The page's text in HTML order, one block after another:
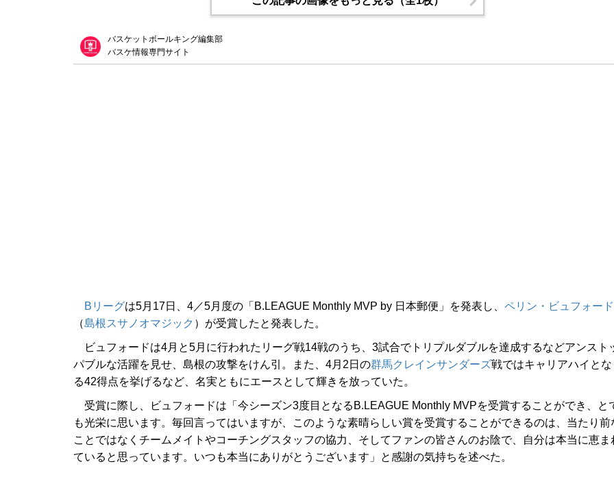
バスケットボールキング編集部
バスケ情報専門サイト
Bリーグは5月17日、4／5月度の「B.LEAGUE Monthly MVP by 日本郵便」を発表し、 ペリン・ビュフォード
（島根スサノオマジック ）が受賞したと発表した。
ビュフォードは4月と5月に行われたリーグ戦14戦のうち、3試合でトリプルダブルを達成するなどアンスト
パブルな活躍を見せ、島根の攻撃をけん引。また、4月2日の群馬クレインサンダーズ戦ではキャリアハイとな
る42得点を挙げるなど、名実ともにエースとして輝きを放っていた。
受賞に際し、ビュフォードは「今シーズン3度目となるB.LEAGUE Monthly MVPを受賞することができ、と
も光栄に思います。毎回言ってはいますが、このような素晴らしい賞を受賞することができるのは、当たり前
ことではなくチームメイトやコーチングスタッフの協力、そしてファンの皆さんのお陰で、自分は本当に恵ま
ていると思っています。いつも本当にありがとうございます」と感謝の気持ちを述べた。